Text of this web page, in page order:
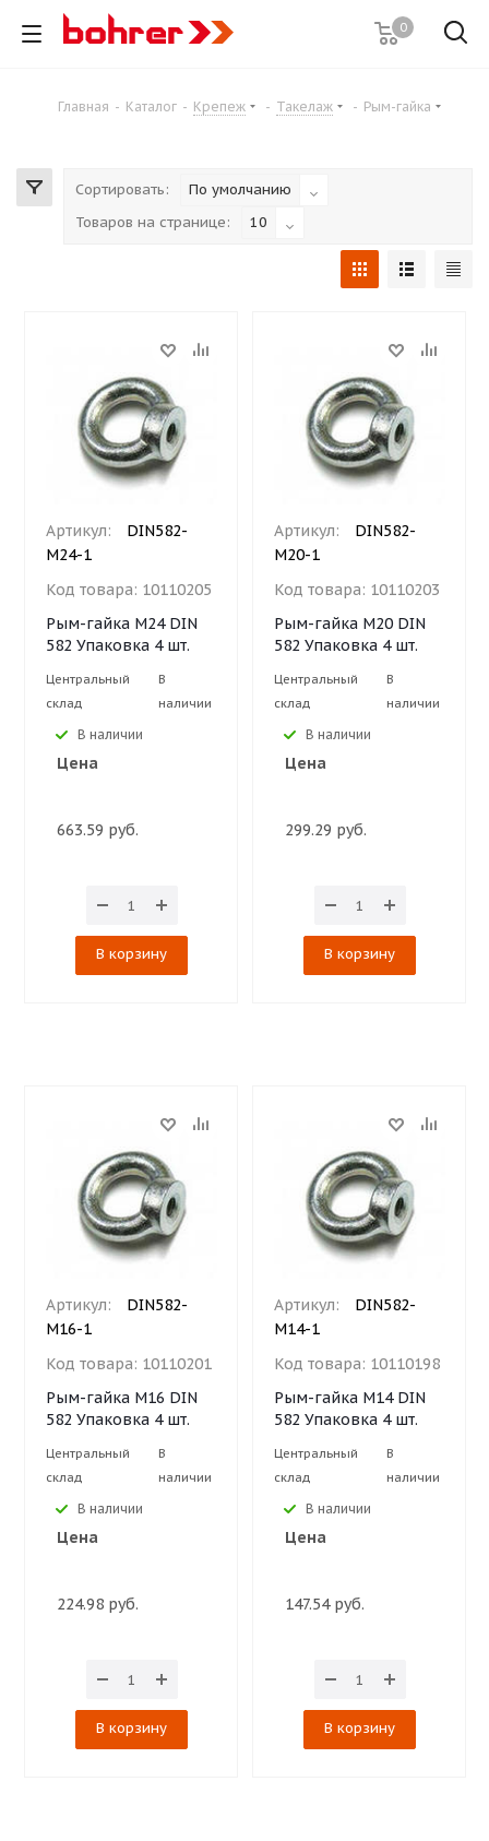
0
Главная - Каталог - Крепеж - Такелаж - Рым-гайка
Сортировать:
По умолчанию
Товаров на странице:
10
Артикул:
DIN582-
М24-1
Код товара: 10110205
Рым-гайка М24 DIN
582 Упаковка 4 шт.
Центральный
склад
В
наличии
В наличии
Цена
663.59 руб.
В корзину
Артикул:
DIN582-
М20-1
Код товара: 10110203
Рым-гайка М20 DIN
582 Упаковка 4 шт.
Центральный
склад
В
наличии
В наличии
Цена
299.29 руб.
В корзину
Артикул:
DIN582-
М16-1
Код товара: 10110201
Рым-гайка М16 DIN
582 Упаковка 4 шт.
Центральный
склад
В
наличии
В наличии
Цена
224.98 руб.
В корзину
Артикул:
DIN582-
М14-1
Код товара: 10110198
Рым-гайка М14 DIN
582 Упаковка 4 шт.
Центральный
склад
В
наличии
В наличии
Цена
147.54 руб.
В корзину